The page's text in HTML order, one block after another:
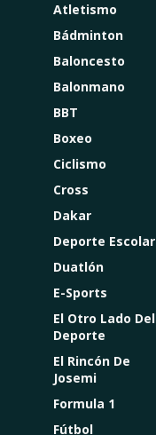
Atletismo
Bádminton
Baloncesto
Balonmano
BBT
Boxeo
Ciclismo
Cross
Dakar
Deporte Escolar
Duatlón
E-Sports
El Otro Lado Del
Deporte
El Rincón De
Josemi
Formula 1
Fútbol